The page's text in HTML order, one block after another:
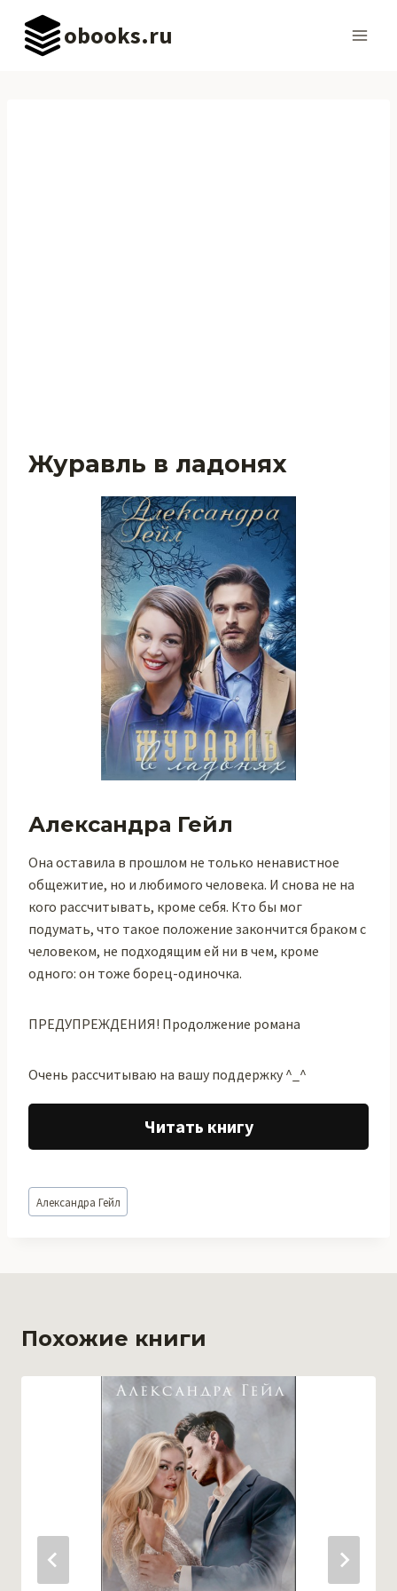
Перейти
содержимому
obooks.ru
Журавль в ладонях
Александра Гейл
Она оставила в прошлом не только ненавистное
общежитие, но и любимого человека. И снова не на
кого рассчитывать, кроме себя. Кто бы мог
подумать, что такое положение закончится браком с
человеком, не подходящим ей ни в чем, кроме
одного: он тоже борец-одиночка.
ПРЕДУПРЕЖДЕНИЯ! Продолжение романа
Очень рассчитываю на вашу поддержку ^_^
Читать книгу
Метки
записи:
Александра Гейл
Похожие книги